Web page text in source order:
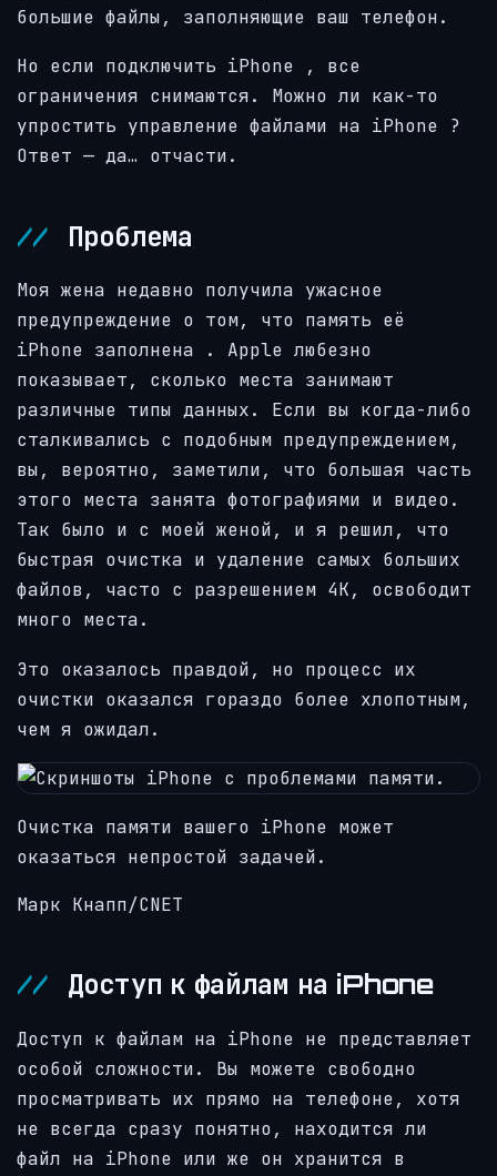
большие файлы, заполняющие ваш телефон.
Но если подключить iPhone , все
ограничения снимаются. Можно ли как-то
упростить управление файлами на iPhone ?
Ответ — да… отчасти.
Проблема
Моя жена недавно получила ужасное
предупреждение о том, что память её
iPhone заполнена . Apple любезно
показывает, сколько места занимают
различные типы данных. Если вы когда-либо
сталкивались с подобным предупреждением,
вы, вероятно, заметили, что большая часть
этого места занята фотографиями и видео.
Так было и с моей женой, и я решил, что
быстрая очистка и удаление самых больших
файлов, часто с разрешением 4K, освободит
много места.
Это оказалось правдой, но процесс их
очистки оказался гораздо более хлопотным,
чем я ожидал.
Очистка памяти вашего iPhone может
оказаться непростой задачей.
Марк Кнапп/CNET
Доступ к файлам на iPhone
Доступ к файлам на iPhone не представляет
особой сложности. Вы можете свободно
просматривать их прямо на телефоне, хотя
не всегда сразу понятно, находится ли
файл на iPhone или же он хранится в